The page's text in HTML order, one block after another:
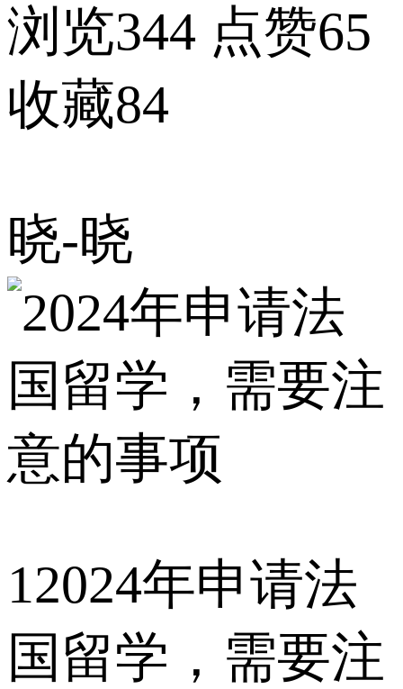
浏览344 点赞65
收藏84
晓-晓
12024年申请法
国留学，需要注